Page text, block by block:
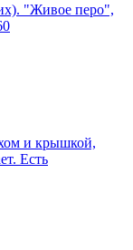
"Живое перо",
и крышкой,
Есть